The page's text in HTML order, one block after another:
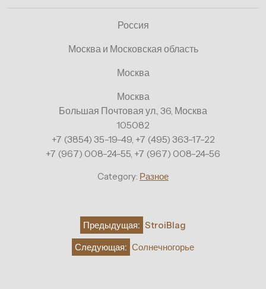
Россия
Москва и Московская область
Москва
Москва
Большая Почтовая ул., 36, Москва
105082
+7 (3854) 35-19-49, +7 (495) 363-17-22
+7 (967) 008-24-55, +7 (967) 008-24-56
Category: Разное
НавигацияПредыдущая: StroiBlag
Следующая: Солнечногорье